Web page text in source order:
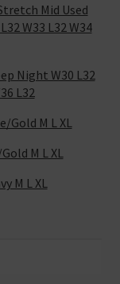
Mid Used
W33 L32 W34
Night W30 L32
L32
M L XL
M L XL
M L XL